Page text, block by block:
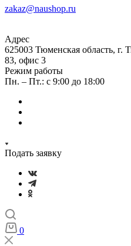
zakaz@naushop.ru
Адрес
625003 Тюменская область, г.
83, офис 3
Режим работы
Пн. – Пт.: с 9:00 до 18:00
Подать заявку
0